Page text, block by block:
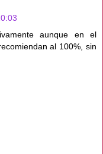
aunque en el
al 100%, sin